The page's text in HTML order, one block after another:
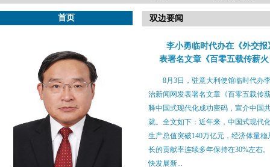
首页 双边要闻
李小勇临时代办在《外交
表署名文章《百零五载传薪
8月3日，驻意大利使馆临时代办
治新闻网发表署名文章《百零五载传
释中国式现代化成功密码，宣介中国
就。全文如下：近年来，中国式现代
生产总值突破140万亿元，经济体量
长的贡献率连续多年保持在30%左右
快发展新...